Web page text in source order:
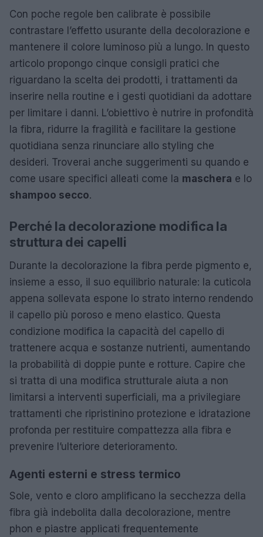
Con poche regole ben calibrate è possibile
contrastare l’effetto usurante della decolorazione e
mantenere il colore luminoso più a lungo. In questo
articolo propongo cinque consigli pratici che
riguardano la scelta dei prodotti, i trattamenti da
inserire nella routine e i gesti quotidiani da adottare
per limitare i danni. L’obiettivo è nutrire in profondità
la fibra, ridurre la fragilità e facilitare la gestione
quotidiana senza rinunciare allo styling che
desideri. Troverai anche suggerimenti su quando e
come usare specifici alleati come la maschera e lo
shampoo secco.
Perché la decolorazione modifica la
struttura dei capelli
Durante la decolorazione la fibra perde pigmento e,
insieme a esso, il suo equilibrio naturale: la cuticola
appena sollevata espone lo strato interno rendendo
il capello più poroso e meno elastico. Questa
condizione modifica la capacità del capello di
trattenere acqua e sostanze nutrienti, aumentando
la probabilità di doppie punte e rotture. Capire che
si tratta di una modifica strutturale aiuta a non
limitarsi a interventi superficiali, ma a privilegiare
trattamenti che ripristinino protezione e idratazione
profonda per restituire compattezza alla fibra e
prevenire l’ulteriore deterioramento.
Agenti esterni e stress termico
Sole, vento e cloro amplificano la secchezza della
fibra già indebolita dalla decolorazione, mentre
phon e piastre applicati frequentemente